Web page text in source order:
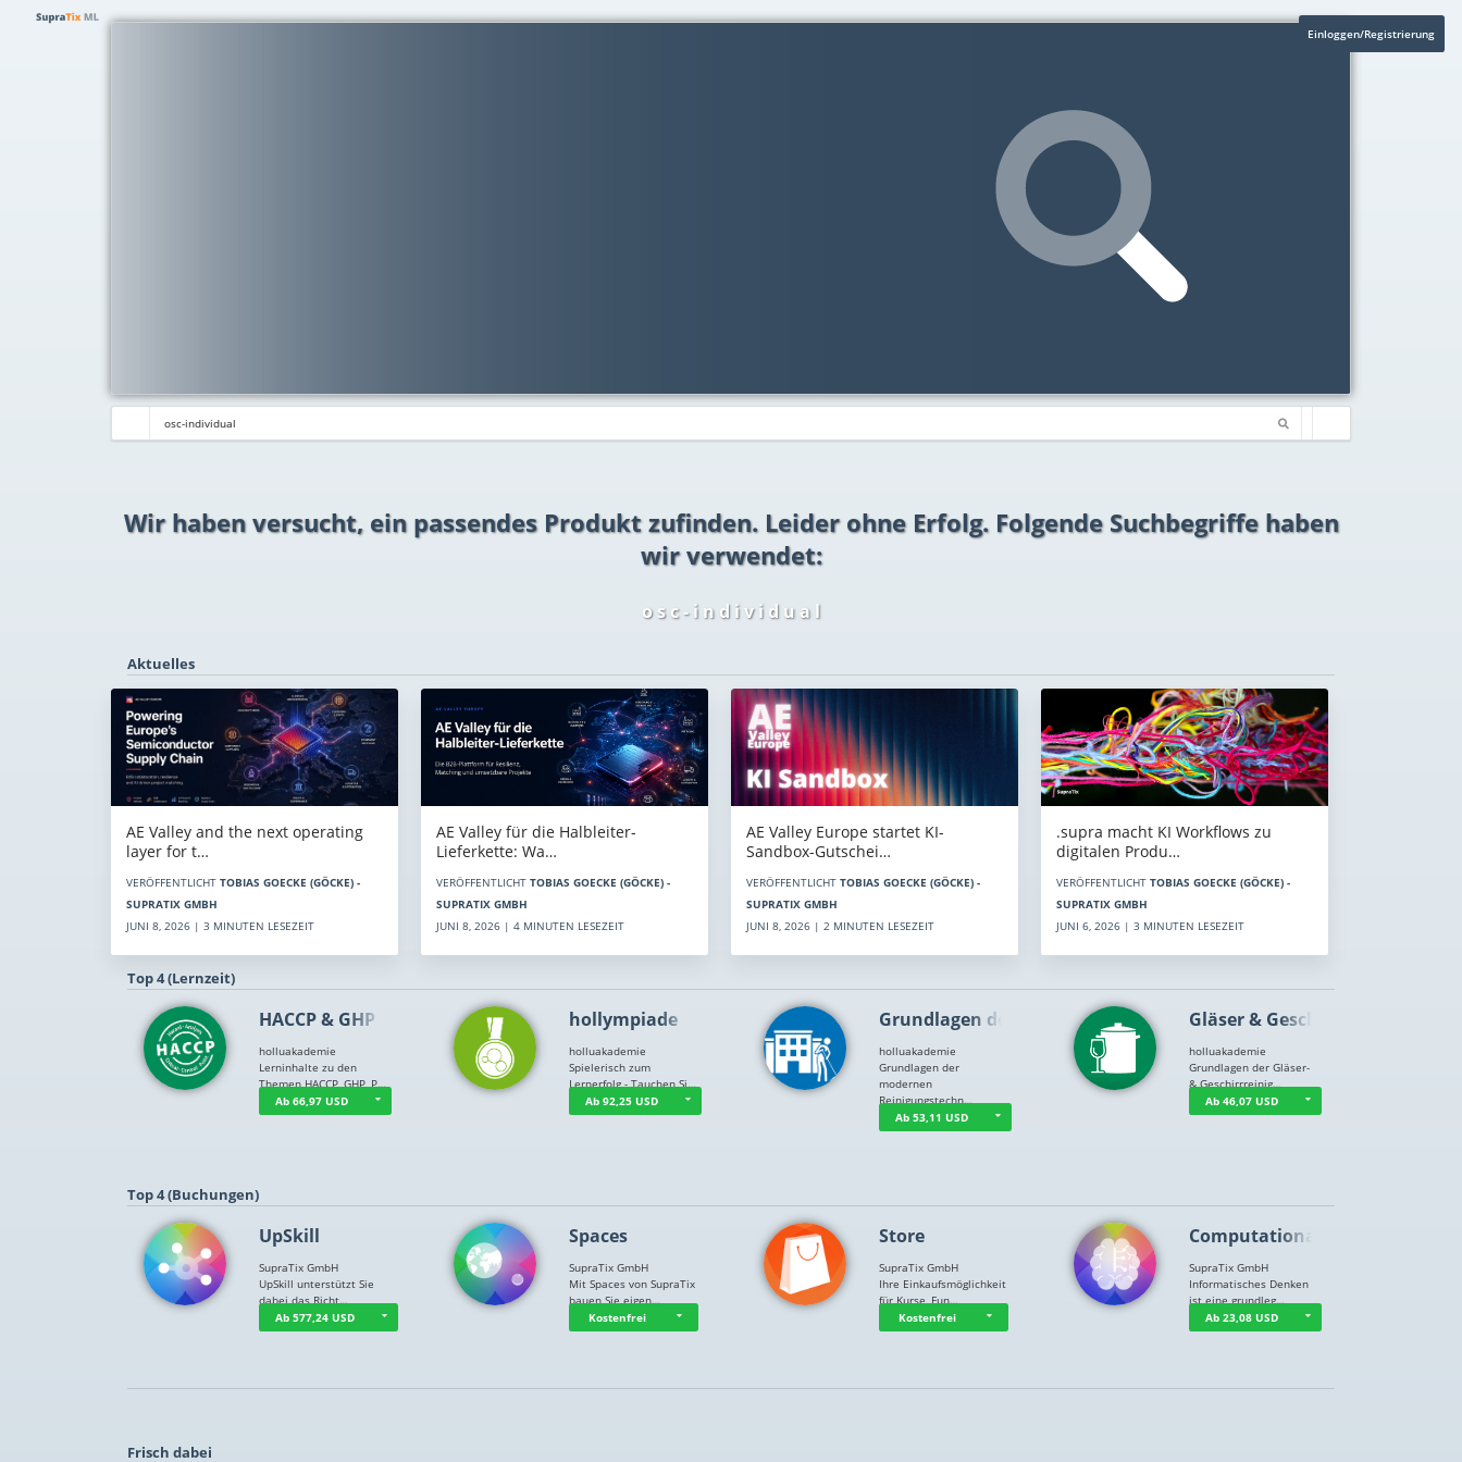
Einloggen/Registrierung
Wir haben versucht, ein passendes Produkt zufinden. Leider ohne Erfolg. Folgende Suchbegriffe haben
wir verwendet:
o s c - i n d i v i d u a l
Aktuelles
AE Valley and the next operating
layer for t…
VERÖFFENTLICHT TOBIAS GOECKE (GÖCKE) -
SUPRATIX GMBH
JUNI 8, 2026 | 3 MINUTEN LESEZEIT
AE Valley für die Halbleiter-
Lieferkette: Wa…
VERÖFFENTLICHT TOBIAS GOECKE (GÖCKE) -
SUPRATIX GMBH
JUNI 8, 2026 | 4 MINUTEN LESEZEIT
AE Valley Europe startet KI-
Sandbox-Gutschei…
VERÖFFENTLICHT TOBIAS GOECKE (GÖCKE) -
SUPRATIX GMBH
JUNI 8, 2026 | 2 MINUTEN LESEZEIT
.supra macht KI Workflows zu
digitalen Produ…
VERÖFFENTLICHT TOBIAS GOECKE (GÖCKE) -
SUPRATIX GMBH
JUNI 6, 2026 | 3 MINUTEN LESEZEIT
Top 4 (Lernzeit)
HACCP & GHP
holluakademie
Lerninhalte zu den
Themen HACCP, GHP, P…
Ab 66,97 USD
hollympiade
holluakademie
Spielerisch zum
Lernerfolg - Tauchen Si…
Ab 92,25 USD
Grundlagen der …
holluakademie
Grundlagen der
modernen
Reinigungstechn…
Ab 53,11 USD
Gläser & Geschi…
holluakademie
Grundlagen der Gläser-
& Geschirrreinig…
Ab 46,07 USD
Top 4 (Buchungen)
UpSkill
SupraTix GmbH
UpSkill unterstützt Sie
dabei das Richt…
Ab 577,24 USD
Spaces
SupraTix GmbH
Mit Spaces von SupraTix
bauen Sie eigen…
Kostenfrei
Store
SupraTix GmbH
Ihre Einkaufsmöglichkeit
für Kurse, Fun…
Kostenfrei
Computational T…
SupraTix GmbH
Informatisches Denken
ist eine grundleg…
Ab 23,08 USD
Frisch dabei